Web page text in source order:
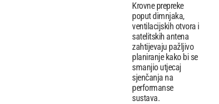
Krovne prepreke
poput dimnjaka,
ventilacijskih otvora i
satelitskih antena
zahtijevaju pažljivo
planiranje kako bi se
smanjio utjecaj
sjenčanja na
performanse
sustava.